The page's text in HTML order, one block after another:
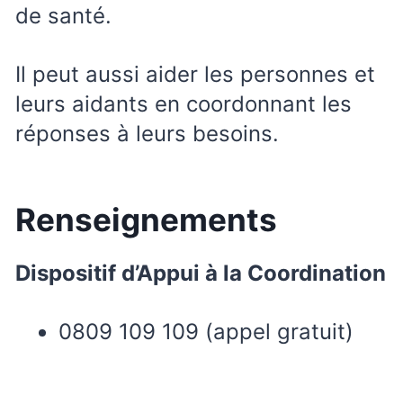
de santé.
Il peut aussi aider les personnes et
leurs aidants en coordonnant les
réponses à leurs besoins.
Renseignements
Dispositif d’Appui à la Coordination
0809 109 109 (appel gratuit)